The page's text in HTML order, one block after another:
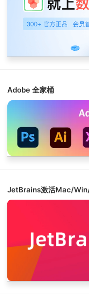
Adobe 全家桶
JetBrains激活Mac/